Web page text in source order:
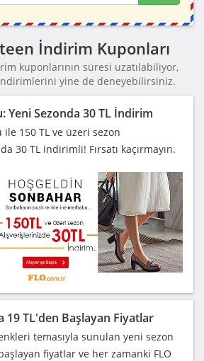
İndirim Kuponları
kuponlarının süresi uzatılabiliyor,
yine de deneyebilirsiniz.
Yeni Sezonda 30 TL İndirim
150 TL ve üzeri sezon
30 TL indirimli! Fırsatı kaçırmayın.
19 TL'den Başlayan Fiyatlar
temasıyla sunulan yeni sezon
fiyatlar ve her zamanki FLO